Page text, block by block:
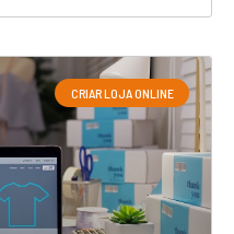
CRIAR LOJA ONLINE